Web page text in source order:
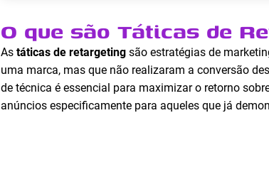
O que são Táticas de
As táticas de retargeting são estratégias de
uma marca, mas que não realizaram a conversão
de técnica é essencial para maximizar o retorno
anúncios especificamente para aqueles que já